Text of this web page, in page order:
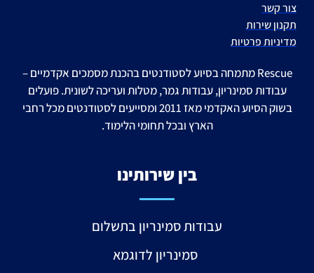
צור קשר
תקנון שירות
מדיניות פרטיות
Rescue מתמחה בסיוע לסטודנטים בהכנת מסמכים אקדמיים –
עבודות סמינריון, עבודות גמר, מטלות ועריכה לשונית. פועלים
בשוק הסיוע האקדמי מאז 2011 ומסייעים לסטודנטים מכל רחבי
הארץ ובכל תחומי הלימוד.
בין שירותינו
עבודות סמינריון בתשלום
סמינריון לדוגמא